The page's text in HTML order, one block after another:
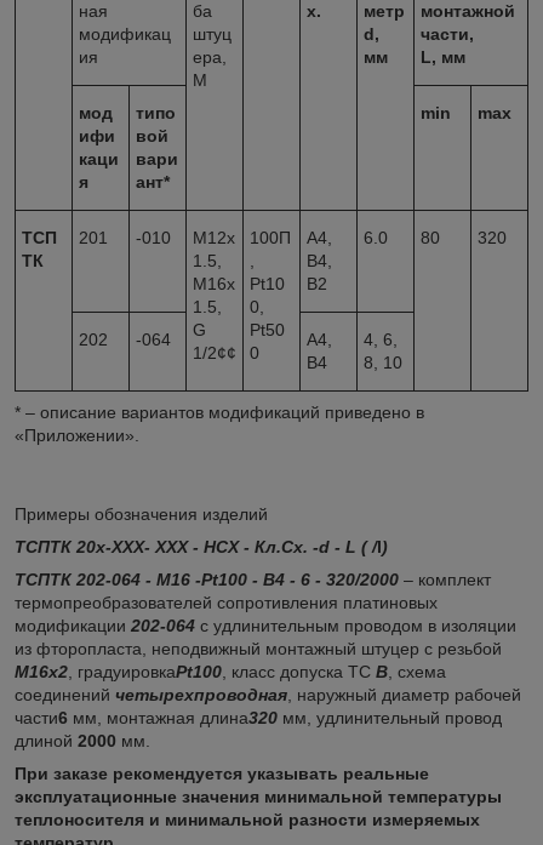
ная
модификац
ия
ба
штуц
ера,
М
х.
метр
d,
мм
монтажной
части,
L, мм
мод
ифи
каци
я
типо
вой
вари
ант*
min max
ТСП
ТК
201 -010
М12х
1.5,
М16х
1.5,
G
1/2¢¢
100П
Pt10
0,
Pt50
0
А4,
В4,
В2
6.0 80 320
202 -064
А4,
В4
4, 6,
8, 10
* – описание вариантов модификаций приведено в
«Приложении».
Примеры обозначения изделий
ТСПТК 20х-ХХХ- ХХХ - НСХ - Кл.Сх. -d - L ( /l)
ТСПТК 202-064 - М16 -Pt100 - В4 - 6 - 320/2000 – комплект
термопреобразователей сопротивления платиновых
модификации 202-064 с удлинительным проводом в изоляции
из фторопласта, неподвижный монтажный штуцер с резьбой
М16х2 , градуировкаPt100 , класс допуска ТС В , схема
соединений четырехпроводная , наружный диаметр рабочей
части6 мм, монтажная длина320 мм, удлинительный провод
длиной 2000 мм.
При заказе рекомендуется указывать реальные
эксплуатационные значения минимальной температуры
теплоносителя и минимальной разности измеряемых